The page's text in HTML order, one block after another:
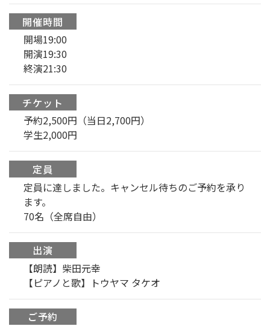
開催時間
開場19:00
開演19:30
終演21:30
チケット
予約2,500円（当日2,700円）
学生2,000円
定員
定員に達しました。キャンセル待ちのご予約を承り
ます。
70名（全席自由）
出演
【朗読】柴田元幸
【ピアノと歌】トウヤマ タケオ
ご予約